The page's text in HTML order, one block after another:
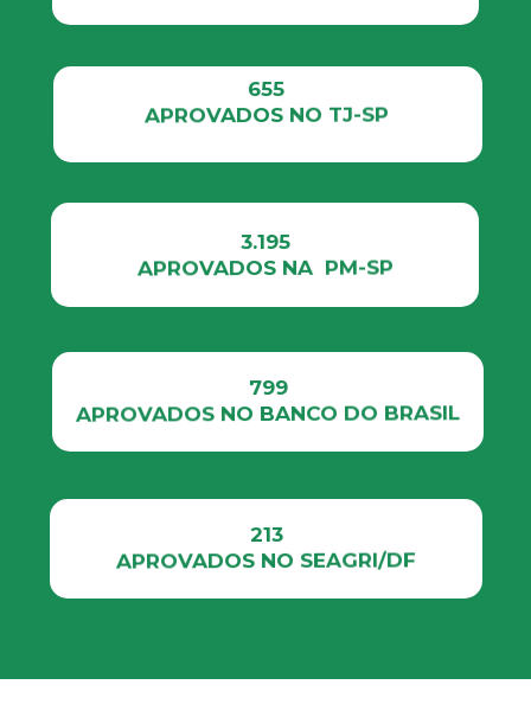
213
APROVADOS NO SEAGRI/DF
799
APROVADOS NO BANCO DO BRASIL
655
APROVADOS NO TJ-SP
3.195
APROVADOS NA  PM-SP